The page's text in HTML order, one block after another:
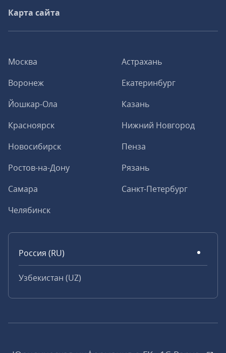
Москва
Астрахань
Воронеж
Екатеринбург
Йошкар-Ола
Казань
Красноярск
Нижний Новгород
Новосибирск
Пенза
Ростов-на-Дону
Рязань
Самара
Санкт-Петербург
Челябинск
Россия (RU)
Узбекистан (UZ)
Карта сайта